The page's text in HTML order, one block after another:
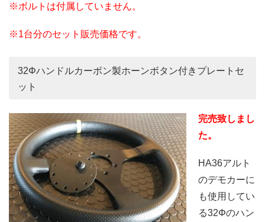
※ボルトは付属していません。
※1台分のセット販売価格です。
32Φハンドルカーボン製ホーンボタン付きプレートセ
ット
完売致しまし
た。
HA36アルト
のデモカーに
も使用してい
る32Φのハン